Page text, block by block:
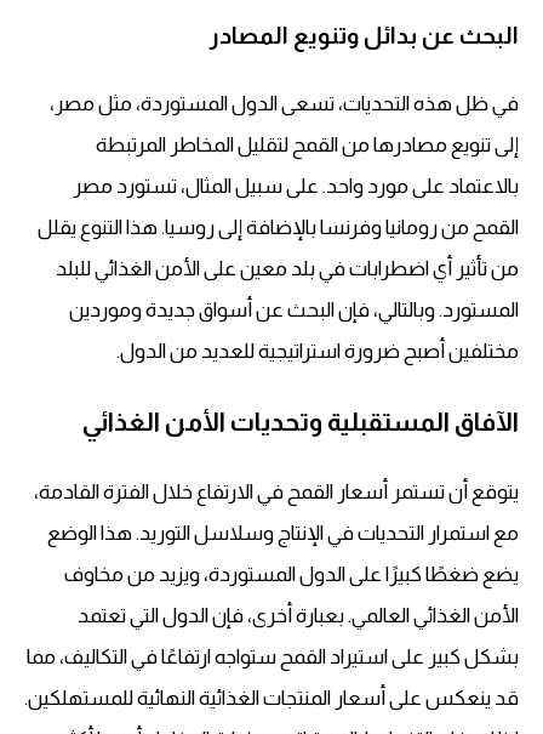
البحث عن بدائل وتنويع المصادر
في ظل هذه التحديات، تسعى الدول المستوردة، مثل مصر،
إلى تنويع مصادرها من القمح لتقليل المخاطر المرتبطة
بالاعتماد على مورد واحد. على سبيل المثال، تستورد مصر
القمح من رومانيا وفرنسا بالإضافة إلى روسيا. هذا التنوع يقلل
من تأثير أي اضطرابات في بلد معين على الأمن الغذائيللبلد
المستورد. وبالتالي، فإن البحث عن أسواق جديدة وموردين
مختلفين أصبح ضرورة استراتيجية للعديد من الدول.
الآفاق المستقبلية وتحديات الأمن الغذائي
يتوقع أن تستمر أسعار القمح في الارتفاع خلال الفترة القادمة،
مع استمرار التحديات في الإنتاج وسلاسل التوريد. هذا الوضع
يضع ضغطًا كبيرًا على الدول المستوردة، ويزيد من مخاوف
الأمن الغذائي العالمي. بعبارة أخرى، فإن الدول التي تعتمد
بشكل كبير على استيراد القمح ستواجه ارتفاعًا في التكاليف، مما
قد ينعكس على أسعار المنتجات الغذائية النهائية للمستهلكين.